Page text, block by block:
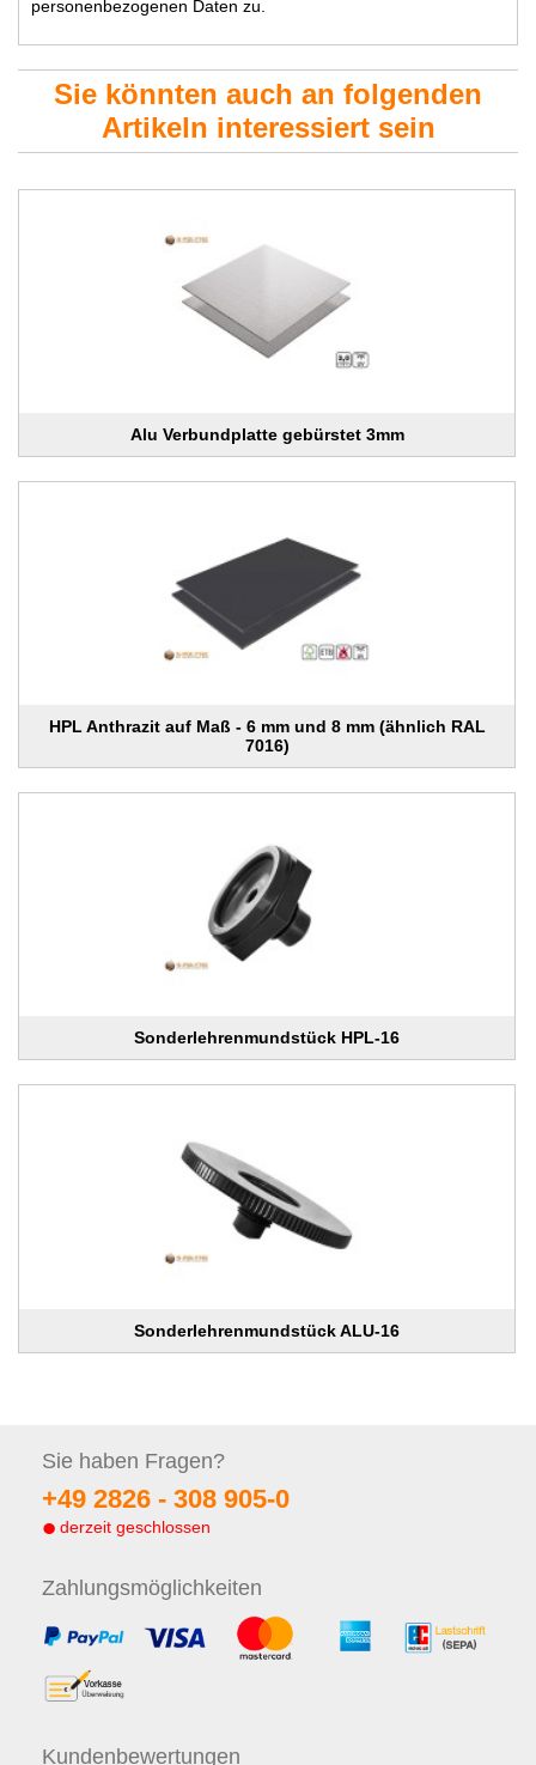
personenbezogenen Daten zu.
Sie könnten auch an folgenden
Artikeln interessiert sein
Alu Verbundplatte gebürstet 3mm
HPL Anthrazit auf Maß - 6 mm und 8 mm (ähnlich RAL
7016)
Sonderlehrenmundstück HPL-16
Sonderlehrenmundstück ALU-16
Sie haben Fragen?
+49 2826 - 308 905-0
derzeit geschlossen
Zahlungsmöglichkeiten
Kundenbewertungen